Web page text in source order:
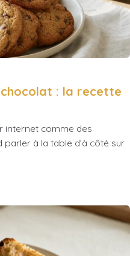
: la recette
internet comme des
à la table d’à côté sur